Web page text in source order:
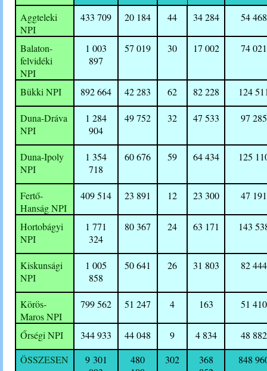
Aggteleki
NPI
433 709 20 184 44 34 284 54 468
Balaton-
felvidéki
NPI
1 003
897
57 019 30 17 002 74 021
Bükki NPI 892 664 42 283 62 82 228 124
Duna-Dráva
NPI
1 284
904
49 752 32 47 533 97 285
Duna-Ipoly
NPI
1 354
718
60 676 59 64 434 125
Fertő-
Hanság NPI
409 514 23 891 12 23 300 47 191
Hortobágyi
NPI
1 771
324
80 367 24 63 171 143
Kiskunsági
NPI
1 005
858
50 641 26 31 803 82 444
Körös-
Maros NPI
799 562 51 247 4 163 51 410
Őrségi NPI 344 933 44 048 9 4 834
48 882
ÖSSZESEN
9 301
480
302
368
848